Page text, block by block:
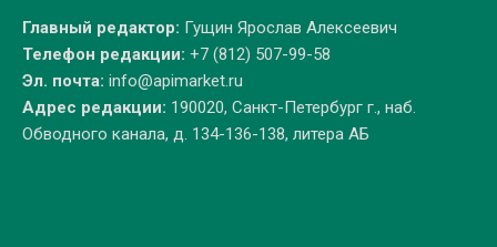
Главный редактор: Гущин Ярослав Алексеевич
Телефон редакции: +7 (812) 507-99-58
Эл. почта: info@apimarket.ru
Адрес редакции: 190020, Санкт-Петербург г., наб.
Обводного канала, д. 134-136-138, литера АБ